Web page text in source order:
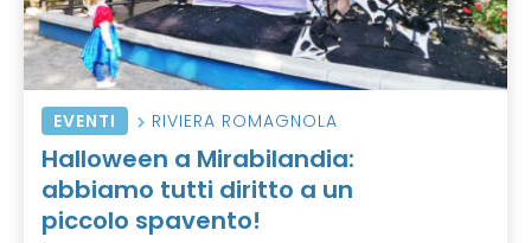
EVENTI RIVIERA ROMAGNOLA
Halloween a Mirabilandia:
abbiamo tutti diritto a un
piccolo spavento!